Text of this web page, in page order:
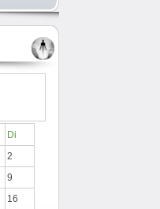
Di
2
9
16